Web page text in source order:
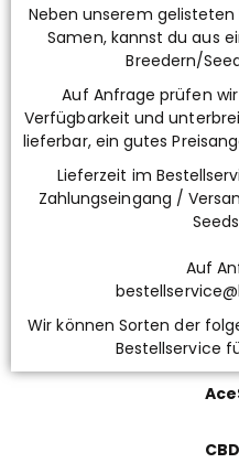
Neben unserem
Samen, kannst du aus
Breedern/
Auf Anfrage prüfen
Verfügbarkeit und
lieferbar, ein gutes
Lieferzeit im
Zahlungseingang /
Auf
Wir können Sorten der
Bestellservice